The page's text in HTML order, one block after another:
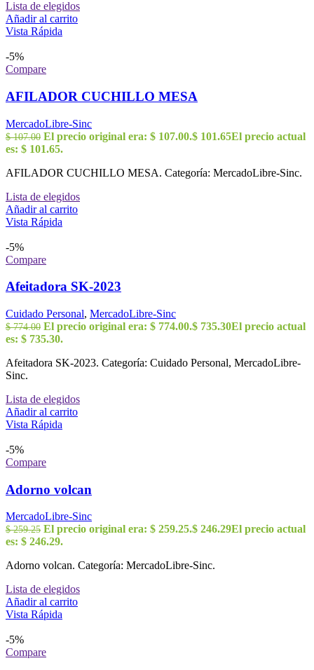
Lista de elegidos
Añadir al carrito
Vista Rápida
-5%
Compare
AFILADOR CUCHILLO MESA
MercadoLibre-Sinc
$107.00 El precio original era: $ 107.00.$ 101.65El precio actual
es: $ 101.65.
AFILADOR CUCHILLO MESA. Categoría: MercadoLibre-Sinc.
Lista de elegidos
Añadir al carrito
Vista Rápida
-5%
Compare
Afeitadora SK-2023
Cuidado Personal, MercadoLibre-Sinc
$774.00 El precio original era: $ 774.00.$ 735.30El precio actual
es: $ 735.30.
Afeitadora SK-2023. Categoría: Cuidado Personal, MercadoLibre-
Sinc.
Lista de elegidos
Añadir al carrito
Vista Rápida
-5%
Compare
Adorno volcan
MercadoLibre-Sinc
$259.25 El precio original era: $ 259.25.$ 246.29El precio actual
es: $ 246.29.
Adorno volcan. Categoría: MercadoLibre-Sinc.
Lista de elegidos
Añadir al carrito
Vista Rápida
-5%
Compare